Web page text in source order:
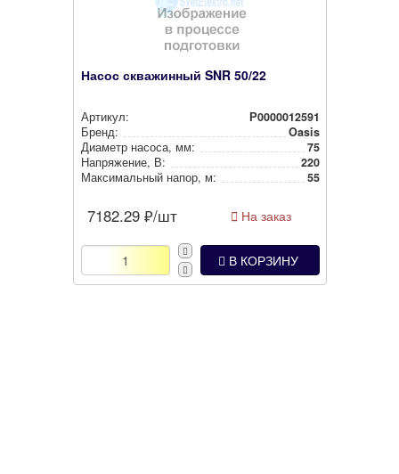
Насос скважинный SNR 50/22
Артикул:
Р0000012591
Бренд:
Oasis
Диаметр насоса, мм:
75
Нап­ря­же­ние, В:
220
Мак­си­маль­ный напор, м:
55
7182.29 ₽/шт На заказ
В КОРЗИНУ